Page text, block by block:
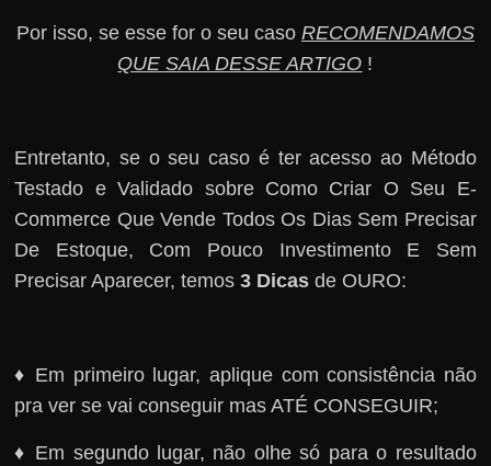
Por isso, se esse for o seu caso RECOMENDAMOS
QUE SAIA DESSE ARTIGO !
Entretanto, se o seu caso é ter acesso ao Método
Testado e Validado sobre Como Criar O Seu E-
Commerce Que Vende Todos Os Dias Sem Precisar
De Estoque, Com Pouco Investimento E Sem
Precisar Aparecer, temos3 Dicas de OURO:
♦ Em primeiro lugar, aplique com consistência não
pra ver se vai conseguir mas ATÉ CONSEGUIR;
♦ Em segundo lugar, não olhe só para o resultado